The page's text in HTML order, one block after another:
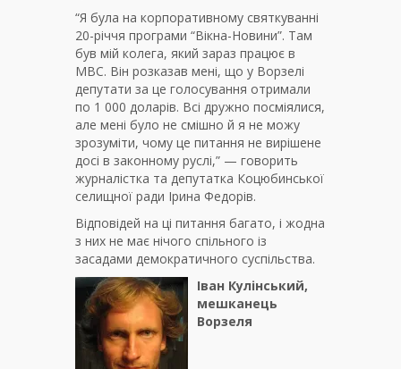
“Я була на корпоративному святкуванні
20-річчя програми “Вікна-Новини”. Там
був мій колега, який зараз працює в
МВС. Він розказав мені, що у Ворзелі
депутати за це голосування отримали
по 1 000 доларів. Всі дружно посміялися,
але мені було не смішно й я не можу
зрозуміти, чому це питання не вирішене
досі в законному руслі,” — говорить
журналістка та депутатка Коцюбинської
селищної ради Ірина Федорів.
Відповідей на ці питання багато, і жодна
з них не має нічого спільного із
засадами демократичного суспільства.
Іван Кулінський,
мешканець
Ворзеля